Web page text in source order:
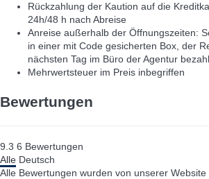
Rückzahlung der Kaution auf die
24h/48 h nach Abreise
Anreise außerhalb der Öffnungszeiten:
in einer mit Code gesicherten Box, der
nächsten Tag im Büro der Agentur
Mehrwertsteuer im Preis inbegriffen
Bewertungen
9.3 6 Bewertungen
Alle Deutsch
Alle Bewertungen wurden von unserer